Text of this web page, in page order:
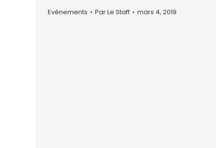
Evénements ParLe Staff mars 4, 2019